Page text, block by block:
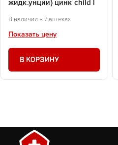
жидк.унции) цинк child l
В наличии в 7 аптеках
Показать цену
В КОРЗИНУ